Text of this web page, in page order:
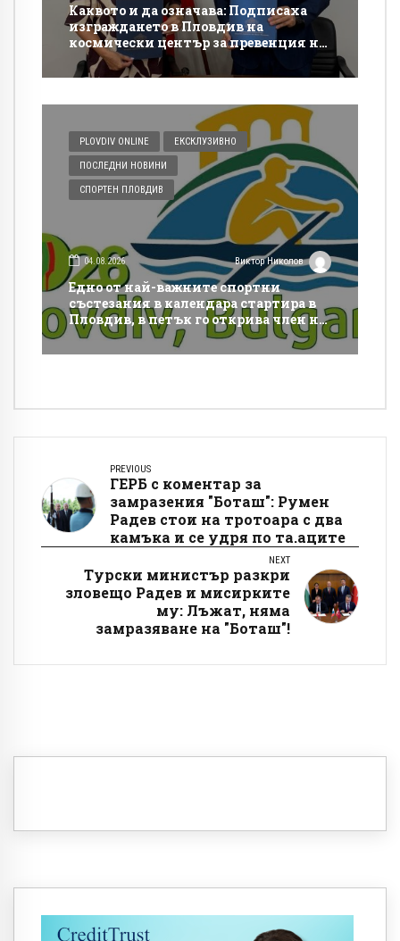
Каквото и да означава: Подписаха
изграждането в Пловдив на
космически център за превенция на
бедствия и аварии
PLOVDIV ONLINE ЕКСКЛУЗИВНО
ПОСЛЕДНИ НОВИНИ
СПОРТЕН ПЛОВДИВ
04.08.2026 Виктор Николов
Едно от най-важните спортни
състезания в календара стартира в
Пловдив, в петък го открива член на
МОК и важен спортен шеф
PREVIOUS
ГЕРБ с коментар за
замразения "Боташ": Румен
Радев стои на тротоара с два
камъка и се удря по та.аците
NEXT
Турски министър разкри
зловещо Радев и мисирките
му: Лъжат, няма
замразяване на "Боташ"!